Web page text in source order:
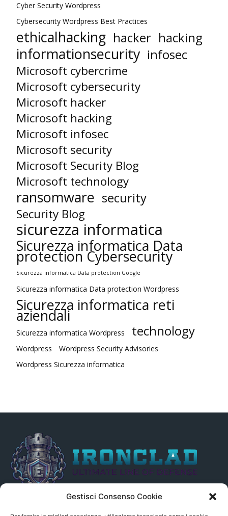
Gestisci Consenso Cookie
Cyber Security Wordpress
Cybersecurity Wordpress Best Practices
ethicalhacking hacker hacking
informationsecurity infosec
Microsoft cybercrime
Microsoft cybersecurity
Microsoft hacker
Microsoft hacking
Microsoft infosec
Microsoft security
Microsoft Security Blog
Microsoft technology
ransomware security
Security Blog
sicurezza informatica
Sicurezza informatica Data
protection Cybersecurity
Sicurezza informatica Data protection Google
Sicurezza informatica Data protection Wordpress
Sicurezza informatica reti
aziendali
Sicurezza informatica Wordpress technology
Wordpress
Wordpress Security Advisories
Wordpress Sicurezza informatica